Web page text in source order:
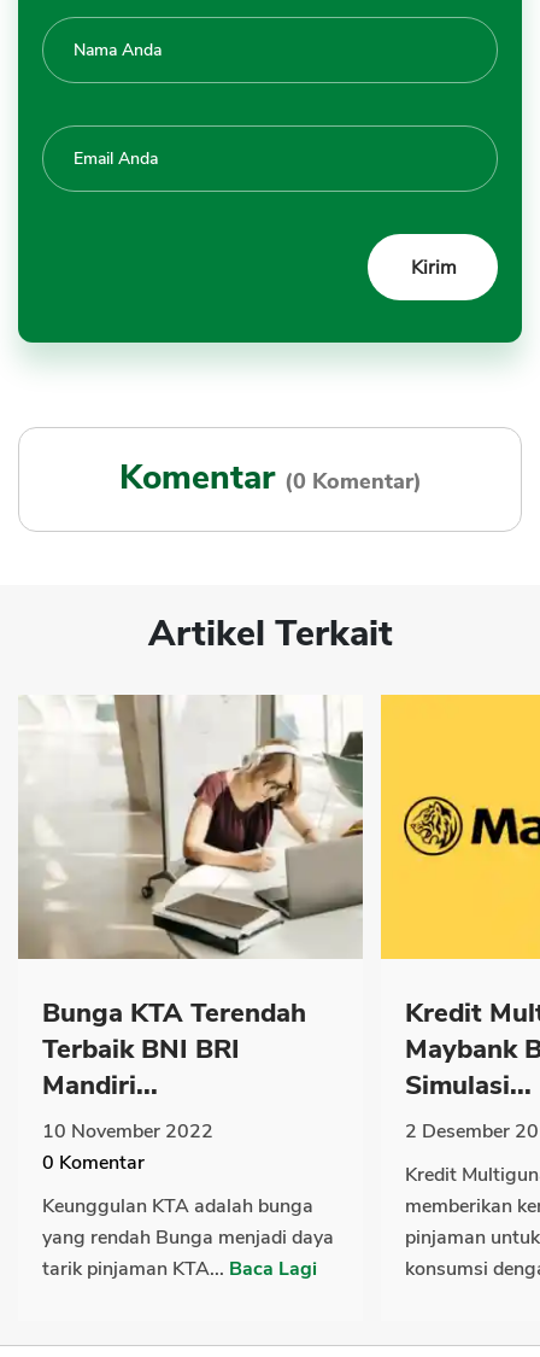
Komentar (0 Komentar)
Artikel Terkait
Bunga KTA Terendah
Terbaik BNI BRI
Mandiri...
10 November 2022
0 Komentar
Keunggulan KTA adalah bunga
yang rendah Bunga menjadi daya
tarik pinjaman KTA... Baca Lagi
Kredit
Maybank
Simulasi...
2 Desember
Kredit
memberikan
pinjaman
konsumsi